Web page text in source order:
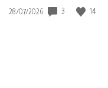
Date
28/07/2026 3 14